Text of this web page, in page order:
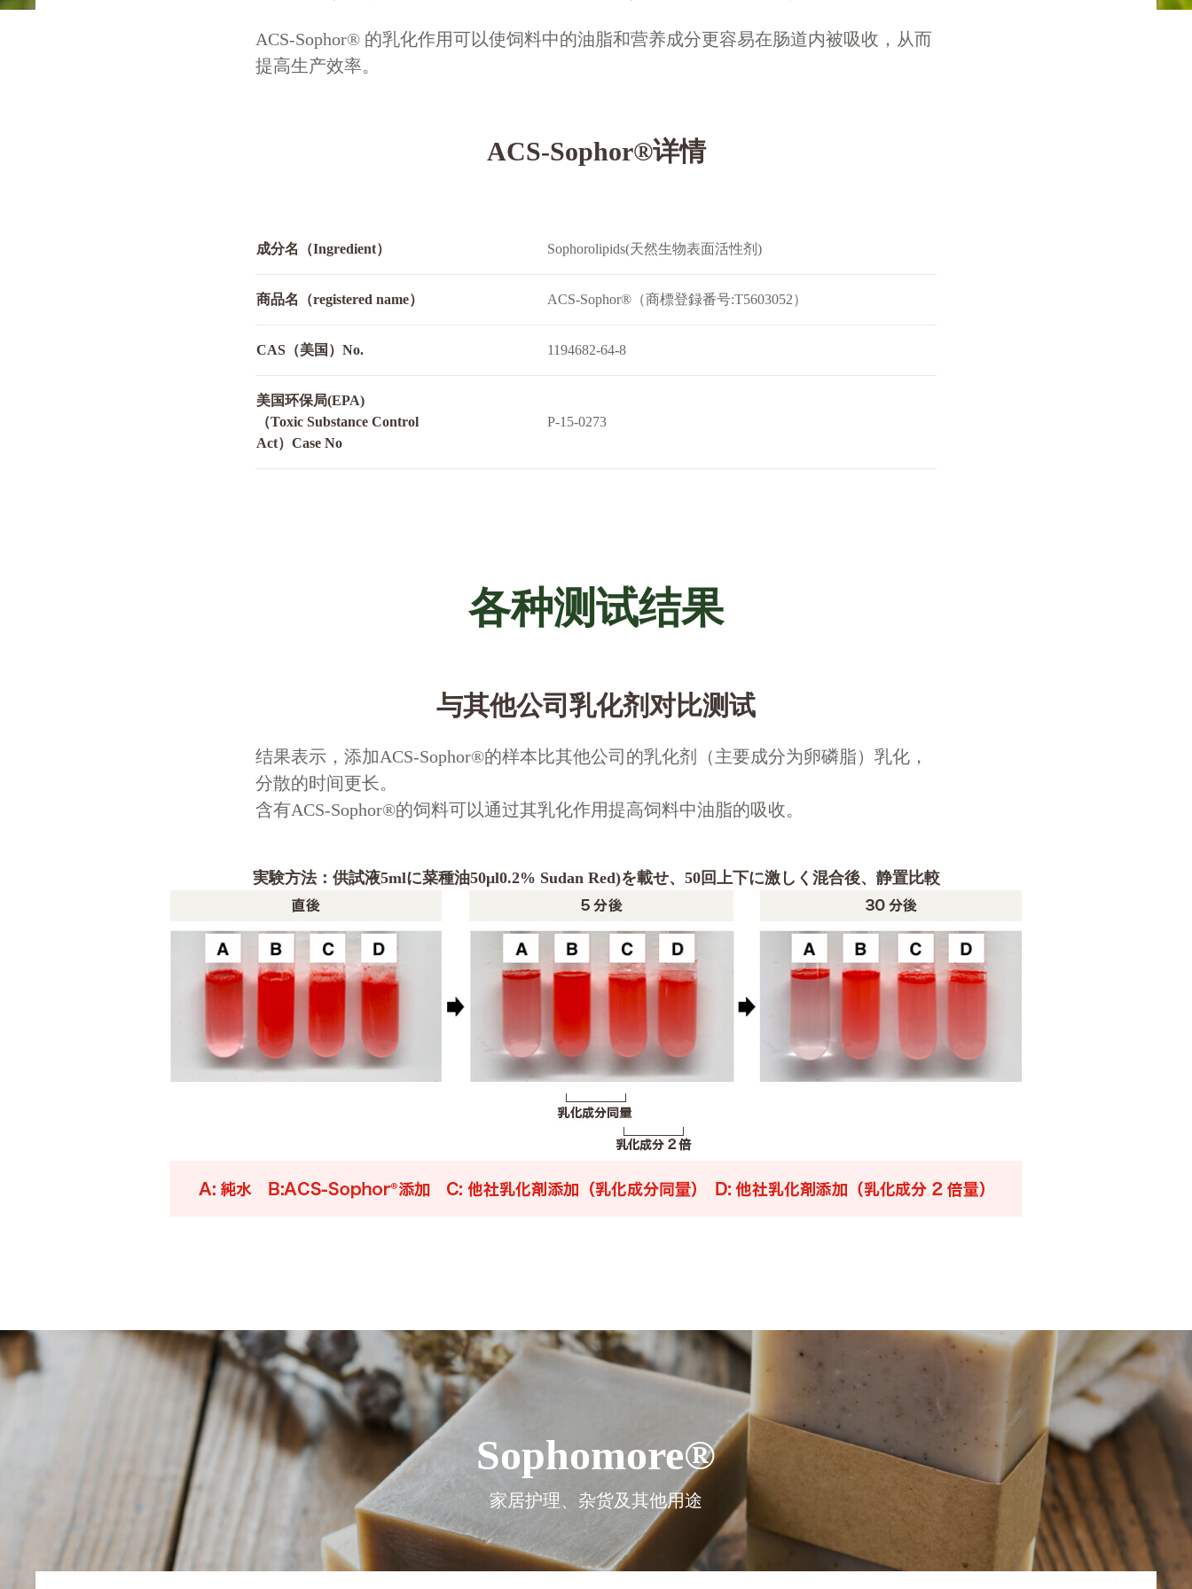
ACS-Sophor® 的乳化作用可以使饲料中的油脂和营养成分更容易在肠道内被吸收，从而
提高生产效率。
ACS-Sophor®详情
成分名（Ingredient） Sophorolipids(天然生物表面活性剂)
商品名（registered name） ACS-Sophor®（商標登録番号:T5603052）
CAS（美国）No. 1194682-64-8
美国环保局(EPA)
（Toxic Substance Control
Act）Case No
P-15-0273
各种测试结果
与其他公司乳化剂对比测试
结果表示，添加ACS-Sophor®的样本比其他公司的乳化剂（主要成分为卵磷脂）乳化，
分散的时间更长。
含有ACS-Sophor®的饲料可以通过其乳化作用提高饲料中油脂的吸收。
実験方法：供試液5mlに菜種油50μl0.2% Sudan Red)を載せ、50回上下に激しく混合後、静置比較
Sophomore®
家居护理、杂货及其他用途